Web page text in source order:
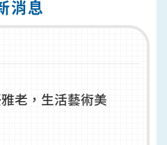
消息
老，生活藝術美